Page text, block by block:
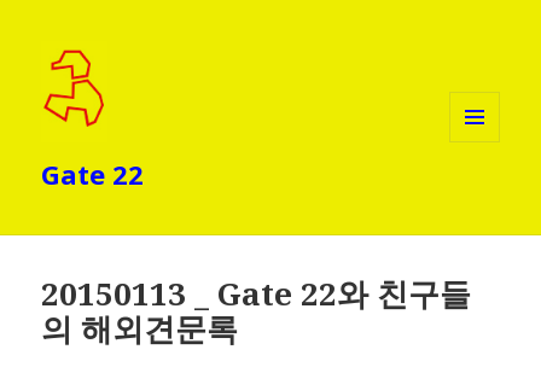
Gate 22
20150113 _ Gate 22와 친구들
의 해외견문록